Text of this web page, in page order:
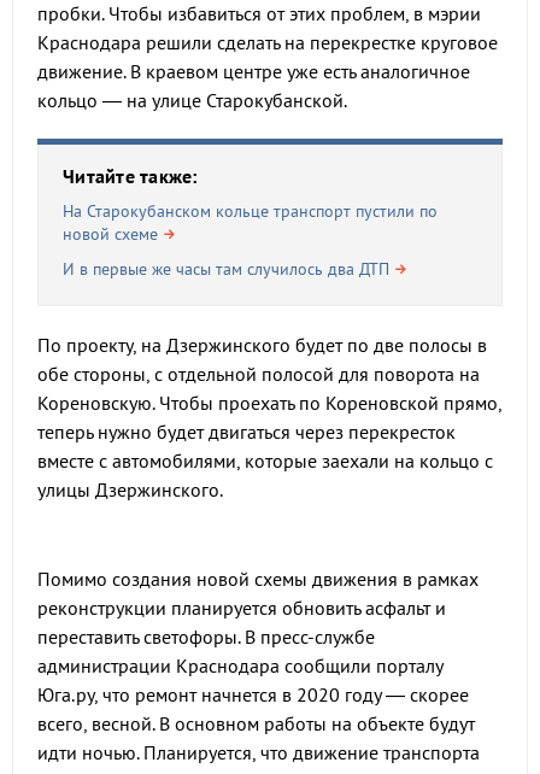
пробки. Чтобы избавиться от этих проблем, в мэрии
Краснодара решили сделать на перекрестке круговое
движение. В краевом центре уже есть аналогичное
кольцо — на улице Старокубанской.
Читайте также:
На Старокубанском кольце транспорт пустили по
новой схеме
И в первые же часы там случилось два ДТП
По проекту, на Дзержинского будет по две полосы в
обе стороны, с отдельной полосой для поворота на
Кореновскую. Чтобы проехать по Кореновской прямо,
теперь нужно будет двигаться через перекресток
вместе с автомобилями, которые заехали на кольцо с
улицы Дзержинского.
Помимо создания новой схемы движения в рамках
реконструкции планируется обновить асфальт и
переставить светофоры. В пресс-службе
администрации Краснодара сообщили порталу
Юга.ру, что ремонт начнется в 2020 году — скорее
всего, весной. В основном работы на объекте будут
идти ночью. Планируется, что движение транспорта